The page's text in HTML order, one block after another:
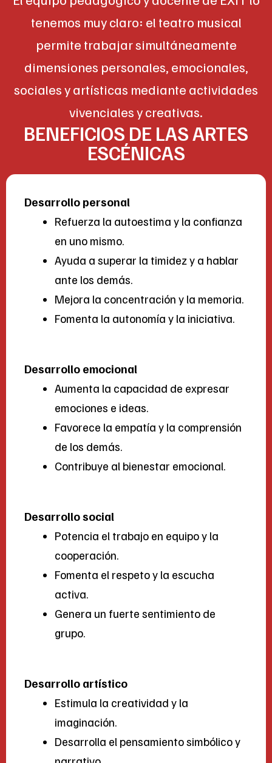
tenemos muy claro: el teatro musical
permite trabajar simultáneamente
dimensiones personales, emocionales,
sociales y artísticas mediante actividades
vivenciales y creativas.
BENEFICIOS DE LAS ARTES
ESCÉNICAS
Desarrollo personal
Refuerza la autoestima y la confianza
en uno mismo.
Ayuda a superar la timidez y a hablar
ante los demás.
Mejora la concentración y la memoria.
Fomenta la autonomía y la iniciativa.
Desarrollo emocional
Aumenta la capacidad de expresar
emociones e ideas.
Favorece la empatía y la comprensión
de los demás.
Contribuye al bienestar emocional.
Desarrollo social
Potencia el trabajo en equipo y la
cooperación.
Fomenta el respeto y la escucha
activa.
Genera un fuerte sentimiento de
grupo.
Desarrollo artístico
Estimula la creatividad y la
imaginación.
Desarrolla el pensamiento simbólico y